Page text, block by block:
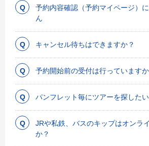
予約内容確認（予約マイページ）
ん
キャンセル待ちはできますか？
予約開始前の受付は行っていますか
パンフレット毎にツアーを探したい
JRや私鉄、バスのキップはオンラ
か？